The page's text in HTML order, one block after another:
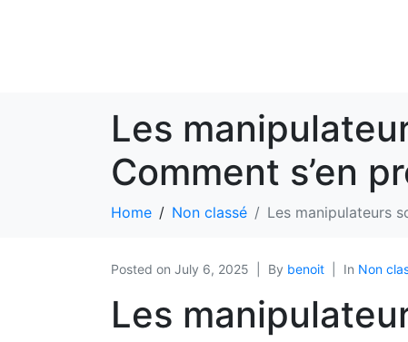
Les
Comment s’en
Home Non classé Les manipulateurs
Posted on July 6, 2025 By benoit In Non
Les